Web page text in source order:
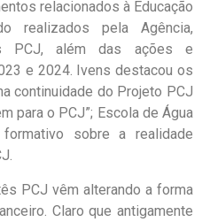
relacionados à Educação
realizados pela Agência,
PCJ, além das ações e
e 2024. Ivens destacou os
continuidade do Projeto PCJ
para o PCJ”; Escola de Água
sobre a realidade
PCJ vêm alterando a forma
Claro que antigamente